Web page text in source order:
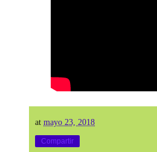
at mayo 23, 2018
Compartir